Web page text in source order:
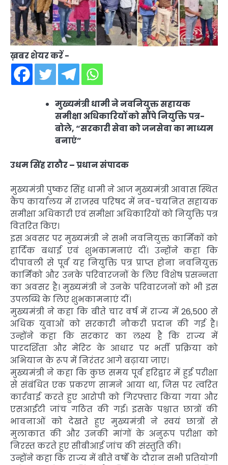
ख़बर शेयर करें -
मुख्यमंत्री धामी ने नवनियुक्त सहायक
समीक्षा अधिकारियों को सौंपे नियुक्ति पत्र-
बोले, “सरकारी सेवा को जनसेवा का माध्यम
बनाएं”
उधम सिंह राठौर – प्रधान संपादक
मुख्यमंत्री पुष्कर सिंह धामी ने आज मुख्यमंत्री आवास स्थित
कैंप कार्यालय में राजस्व परिषद में नव-चयनित सहायक
समीक्षा अधिकारी एवं समीक्षा अधिकारियों को नियुक्ति पत्र
वितरित किए।
इस अवसर पर मुख्यमंत्री ने सभी नवनियुक्त कार्मिकों को
हार्दिक बधाई एवं शुभकामनाएं दीं। उन्होंने कहा कि
दीपावली से पूर्व यह नियुक्ति पत्र प्राप्त होना नवनियुक्त
कार्मिको और उनके परिवारजनों के लिए विशेष प्रसन्नता
का अवसर है। मुख्यमंत्री ने उनके परिवारजनों को भी इस
उपलब्धि के लिए शुभकामनाएं दीं।
मुख्यमंत्री ने कहा कि बीते चार वर्ष में राज्य में 26,500 से
अधिक युवाओं को सरकारी नौकरी प्रदान की गई है।
उन्होंने कहा कि सरकार का लक्ष्य है कि राज्य में
पारदर्शिता और मेरिट के आधार पर भर्ती प्रक्रिया को
अभियान के रूप में निरंतर आगे बढ़ाया जाए।
मुख्यमंत्री ने कहा कि कुछ समय पूर्व हरिद्वार में हुई परीक्षा
से संबंधित एक प्रकरण सामने आया था, जिस पर त्वरित
कार्रवाई करते हुए आरोपी को गिरफ्तार किया गया और
एसआईटी जांच गठित की गई। इसके पश्चात छात्रों की
भावनाओं को देखते हुए मुख्यमंत्री ने स्वयं छात्रों से
मुलाकात की और उनकी मांगों के अनुरूप परीक्षा को
निरस्त करते हुए सीबीआई जांच की संस्तुति की।
उन्होंने कहा कि राज्य में बीते वर्षों के दौरान सभी प्रतियोगी